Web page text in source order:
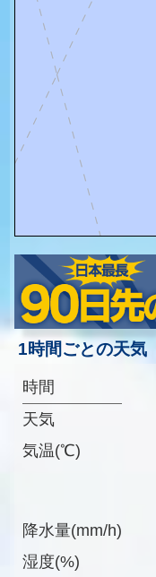
1時間ごとの天気
時間
天気
気温(℃)
降水量(mm/h)
湿度(%)